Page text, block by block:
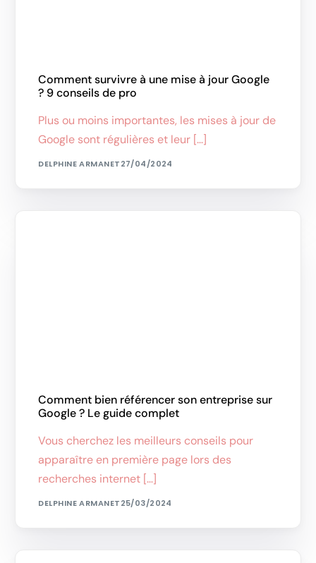
Comment survivre à une mise à jour Google
? 9 conseils de pro
Plus ou moins importantes, les mises à jour de
Google sont régulières et leur […]
DELPHINE ARMANET27/04/2024
Comment bien référencer son entreprise sur
Google ? Le guide complet
Vous cherchez les meilleurs conseils pour
apparaître en première page lors des
recherches internet […]
DELPHINE ARMANET25/03/2024